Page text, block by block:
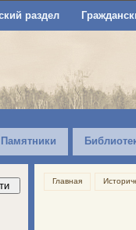
раздел
Памятники
Главная